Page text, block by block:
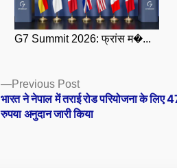
G7 Summit 2026: फ्रांस म�...
Posts
navigation
Previous PostPrevious
post:
भारत ने नेपाल में तराई रोड परियोजना के लिए
रुपया अनुदान जारी किया